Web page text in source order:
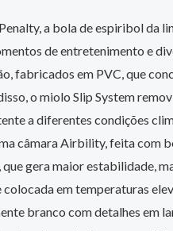
a bola de espiribol da
de entretenimento e
fabricados em PVC, que
o miolo Slip System
a diferentes condições
câmara Airbility, feita com
gera maior estabilidade,
em temperaturas
branco com detalhes em